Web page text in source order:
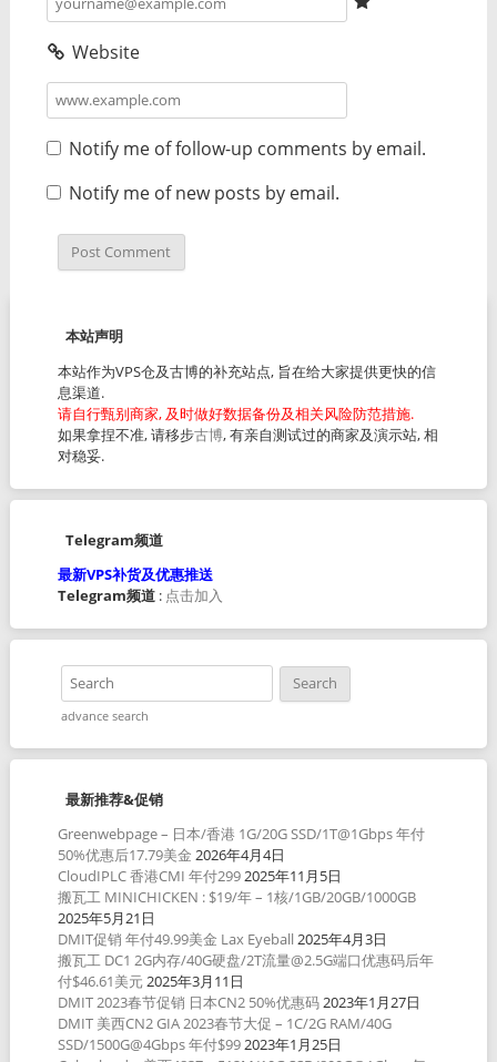
Website
Notify me of follow-up comments by email.
Notify me of new posts by email.
本站声明
本站作为VPS仓及古博的补充站点, 旨在给大家提供更快的信
息渠道.
请自行甄别商家, 及时做好数据备份及相关风险防范措施.
如果拿捏不准, 请移步古博, 有亲自测试过的商家及演示站, 相
对稳妥.
Telegram频道
最新VPS补货及优惠推送
Telegram频道: 点击加入
advance search
最新推荐&促销
Greenwebpage – 日本/香港 1G/20G SSD/1T@1Gbps 年付
50%优惠后17.79美金 2026年4月4日
CloudIPLC 香港CMI 年付2992025年11月5日
搬瓦工 MINICHICKEN : $19/年 – 1核/1GB/20GB/1000GB
2025年5月21日
DMIT促销 年付49.99美金 Lax Eyeball 2025年4月3日
搬瓦工 DC1 2G内存/40G硬盘/2T流量@2.5G端口优惠码后年
付$46.61美元2025年3月11日
DMIT 2023春节促销 日本CN2 50%优惠码2023年1月27日
DMIT 美西CN2 GIA 2023春节大促 – 1C/2G RAM/40G
SSD/1500G@4Gbps 年付$992023年1月25日